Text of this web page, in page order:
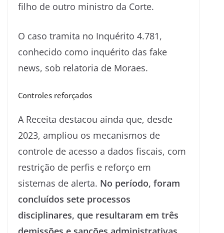
filho de outro ministro da Corte.
O caso tramita no Inquérito 4.781,
conhecido como inquérito das fake
news, sob relatoria de Moraes.
Controles reforçados
A Receita destacou ainda que, desde
2023, ampliou os mecanismos de
controle de acesso a dados fiscais, com
restrição de perfis e reforço em
sistemas de alerta. No período, foram
concluídos sete processos
disciplinares, que resultaram em três